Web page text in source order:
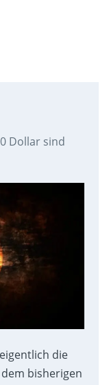
Dollar sind
die
bisherigen